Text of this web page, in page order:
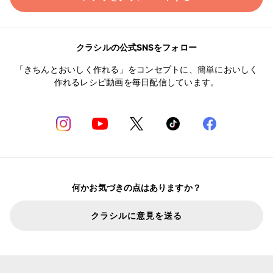
クラシルの公式SNSをフォロー
「きちんとおいしく作れる」をコンセプトに、簡単においしく
作れるレシピ動画を毎日配信しています。
何かお気づきの点はありますか？
クラシルに意見を送る